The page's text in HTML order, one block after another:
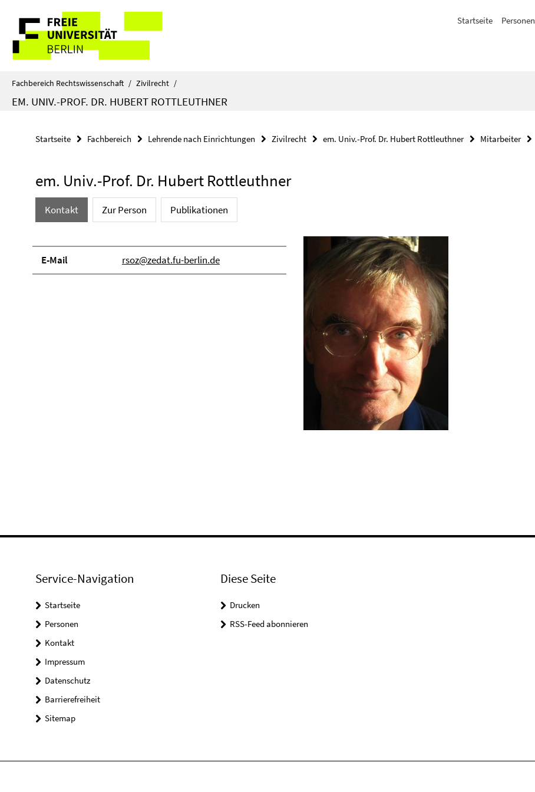
direkt
Inhalt
Service-
Navigation
Startseite Personen
Fachbereich Rechtswissenschaft / Zivilrecht /
EM. UNIV.-PROF. DR. HUBERT ROTTLEUTHNER
Startseite Fachbereich Lehrende nach Einrichtungen Zivilrecht em. Univ.-Prof. Dr. Hubert Rottleuthner Mitarbeiter
em. Univ.-Prof. Dr. Hubert Rottleuthner
Kontakt Zur Person Publikationen
E-Mail rsoz@zedat.fu-berlin.de
Service-Navigation
Startseite
Personen
Kontakt
Impressum
Datenschutz
Barrierefreiheit
Sitemap
Diese Seite
Drucken
RSS-Feed abonnieren